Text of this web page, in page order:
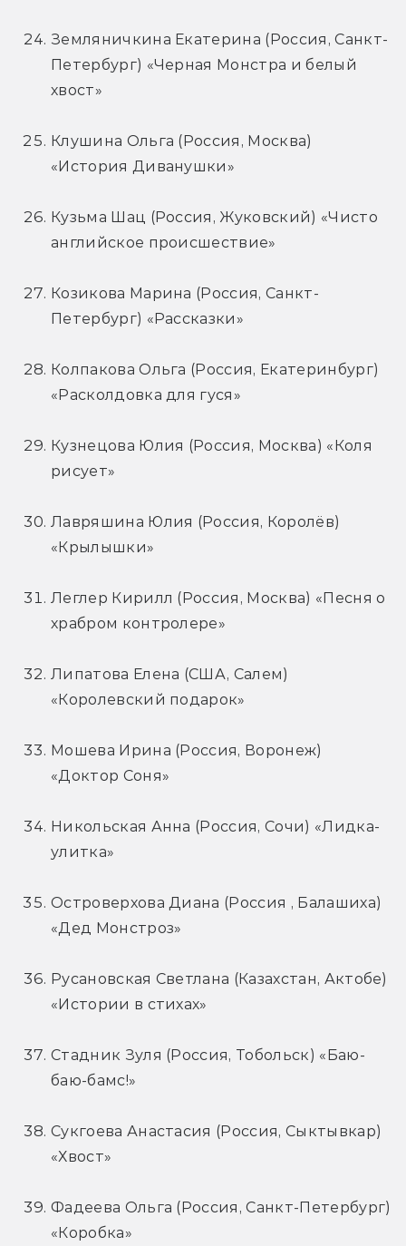
Земляничкина Екатерина (Россия, Санкт-
Петербург) «Черная Монстра и белый
хвост»
Клушина Ольга (Россия, Москва)
«История Диванушки»
Кузьма Шац (Россия, Жуковский) «Чисто
английское происшествие»
Козикова Марина (Россия, Санкт-
Петербург) «Рассказки»
Колпакова Ольга (Россия, Екатеринбург)
«Расколдовка для гуся»
Кузнецова Юлия (Россия, Москва) «Коля
рисует»
Лавряшина Юлия (Россия, Королёв)
«Крылышки»
Леглер Кирилл (Россия, Москва) «Песня о
храбром контролере»
Липатова Елена (США, Салем)
«Королевский подарок»
Мошева Ирина (Россия, Воронеж)
«Доктор Соня»
Никольская Анна (Россия, Сочи) «Лидка-
улитка»
Островерхова Диана (Россия , Балашиха)
«Дед Монстроз»
Русановская Светлана (Казахстан, Актобе)
«Истории в стихах»
Стадник Зуля (Россия, Тобольск) «Баю-
баю-бамс!»
Сукгоева Анастасия (Россия, Сыктывкар)
«Хвост»
Фадеева Ольга (Россия, Санкт-Петербург)
«Коробка»